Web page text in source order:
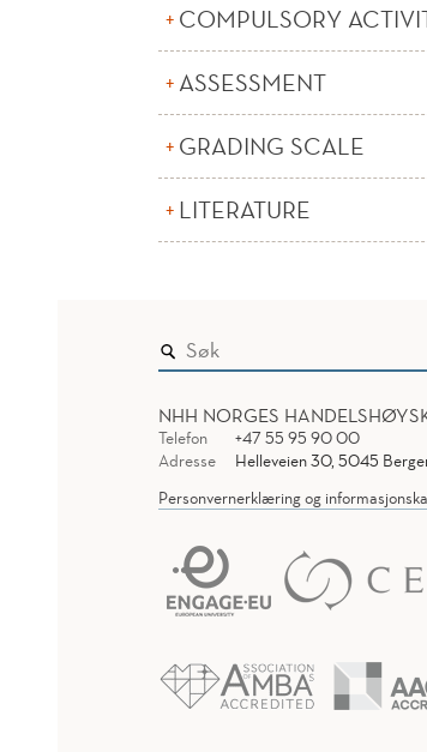
COMPULSORY
ASSESSMENT
GRADING SCALE
LITERATURE
NHH NORGES
Telefon
+47 55 95 90 00
Adresse
Helleveien 30, 5045
Personvernerklæring og